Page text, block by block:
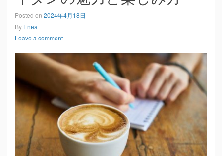
Posted on 2024年4月18日
By Enea
Leave a comment